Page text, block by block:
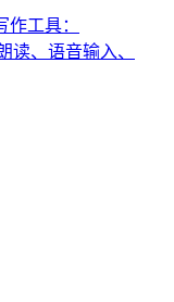
工具：
读、语音输入、